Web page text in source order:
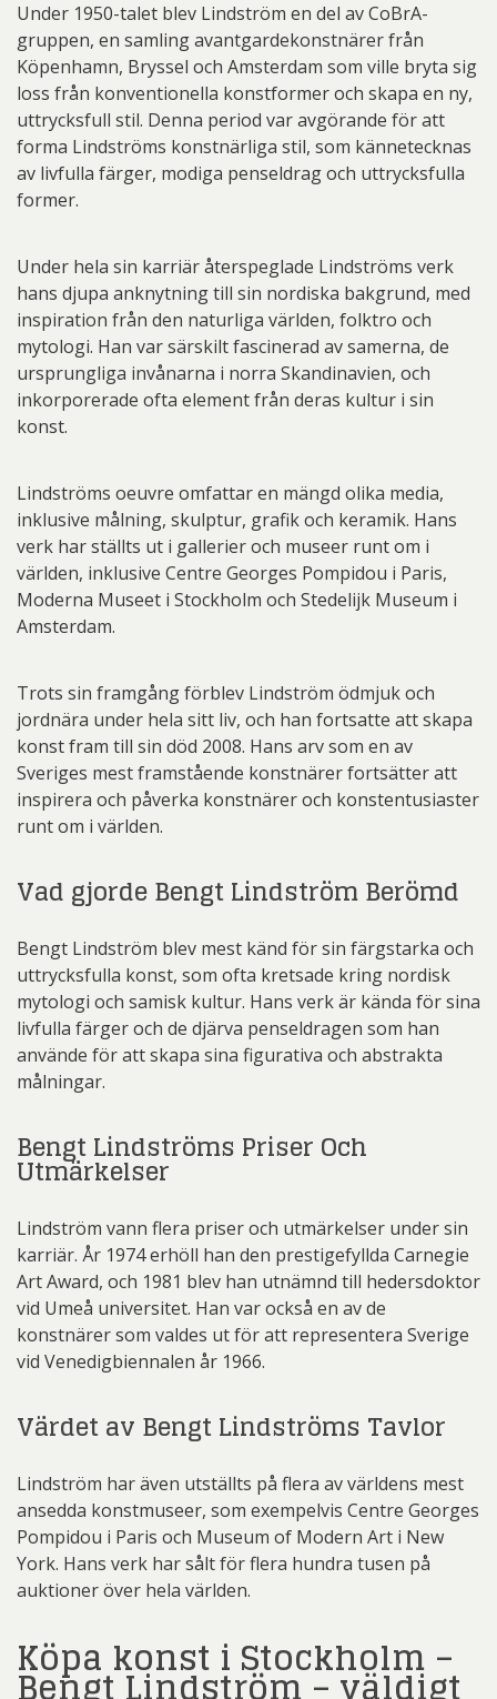
Under 1950-talet blev Lindström en del av CoBrA-
gruppen, en samling avantgardekonstnärer från
Köpenhamn, Bryssel och Amsterdam som ville bryta sig
loss från konventionella konstformer och skapa en ny,
uttrycksfull stil. Denna period var avgörande för att
forma Lindströms konstnärliga stil, som kännetecknas
av livfulla färger, modiga penseldrag och uttrycksfulla
former.
Under hela sin karriär återspeglade Lindströms verk
hans djupa anknytning till sin nordiska bakgrund, med
inspiration från den naturliga världen, folktro och
mytologi. Han var särskilt fascinerad av samerna, de
ursprungliga invånarna i norra Skandinavien, och
inkorporerade ofta element från deras kultur i sin
konst.
Lindströms oeuvre omfattar en mängd olika media,
inklusive målning, skulptur, grafik och keramik. Hans
verk har ställts ut i gallerier och museer runt om i
världen, inklusive Centre Georges Pompidou i Paris,
Moderna Museet i Stockholm och Stedelijk Museum i
Amsterdam.
Trots sin framgång förblev Lindström ödmjuk och
jordnära under hela sitt liv, och han fortsatte att skapa
konst fram till sin död 2008. Hans arv som en av
Sveriges mest framstående konstnärer fortsätter att
inspirera och påverka konstnärer och konstentusiaster
runt om i världen.
Vad gjorde Bengt Lindström Berömd
Bengt Lindström blev mest känd för sin färgstarka och
uttrycksfulla konst, som ofta kretsade kring nordisk
mytologi och samisk kultur. Hans verk är kända för sina
livfulla färger och de djärva penseldragen som han
använde för att skapa sina figurativa och abstrakta
målningar.
Bengt Lindströms Priser Och
Utmärkelser
Lindström vann flera priser och utmärkelser under sin
karriär. År 1974 erhöll han den prestigefyllda Carnegie
Art Award, och 1981 blev han utnämnd till hedersdoktor
vid Umeå universitet. Han var också en av de
konstnärer som valdes ut för att representera Sverige
vid Venedigbiennalen år 1966.
Värdet av Bengt Lindströms Tavlor
Lindström har även utställts på flera av världens mest
ansedda konstmuseer, som exempelvis Centre Georges
Pompidou i Paris och Museum of Modern Art i New
York. Hans verk har sålt för flera hundra tusen på
auktioner över hela världen.
Köpa konst i Stockholm –